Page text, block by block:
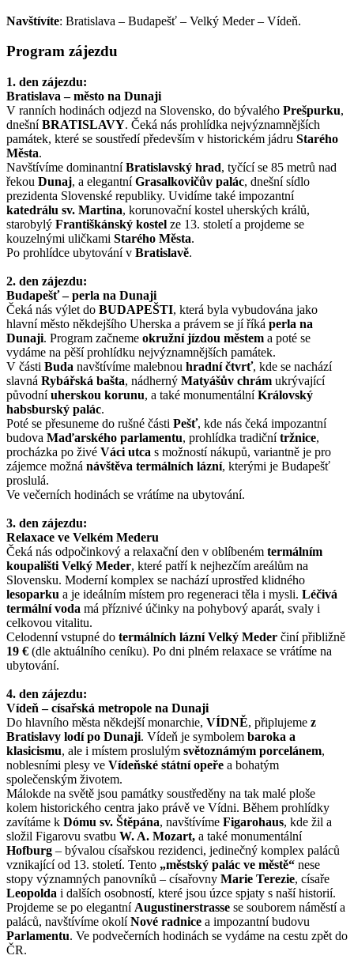
Navštívíte: Bratislava – Budapešť – Velký Meder – Vídeň.
Program zájezdu
1. den zájezdu:
Bratislava – město na Dunaji
V ranních hodinách odjezd na Slovensko, do bývalého Prešpurku,
dnešníBRATISLAVY. Čeká nás prohlídka nejvýznamnějších
památek, které se soustředí především v historickém jádru Starého
Města.
Navštívíme dominantníBratislavský hrad, tyčící se 85 metrů nad
řekou Dunaj, a elegantníGrasalkovičův palác, dnešní sídlo
prezidenta Slovenské republiky. Uvidíme také impozantní
katedrálu sv. Martina, korunovační kostel uherských králů,
starobylý Františkánský kostel ze 13. století a projdeme se
kouzelnými uličkami Starého Města.
Po prohlídce ubytování v Bratislavě.
2. den zájezdu:
Budapešť – perla na Dunaji
Čeká nás výlet do BUDAPEŠTI, která byla vybudována jako
hlavní město někdejšího Uherska a právem se jí říká perla na
Dunaji. Program začneme okružní jízdou městem a poté se
vydáme na pěší prohlídku nejvýznamnějších památek.
V části Buda navštívíme malebnou hradní čtvrť, kde se nachází
slavná Rybářská bašta, nádherný Matyášův chrám ukrývající
původníuherskou korunu, a také monumentálníKrálovský
habsburský palác.
Poté se přesuneme do rušné části Pešť, kde nás čeká impozantní
budova Maďarského parlamentu, prohlídka tradičnítržnice,
procházka po živé Váci utca s možností nákupů, variantně je pro
zájemce možná návštěva termálních lázní, kterými je Budapešť
proslulá.
Ve večerních hodinách se vrátíme na ubytování.
3. den zájezdu:
Relaxace ve Velkém Mederu
Čeká nás odpočinkový a relaxační den v oblíbeném termálním
koupališti Velký Meder, které patří k nejhezčím areálům na
Slovensku. Moderní komplex se nachází uprostřed klidného
lesoparku a je ideálním místem pro regeneraci těla i mysli. Léčivá
termální voda má příznivé účinky na pohybový aparát, svaly i
celkovou vitalitu.
Celodenní vstupné do termálních lázní Velký Meder činí přibližně
19 € (dle aktuálního ceníku). Po dni plném relaxace se vrátíme na
ubytování.
4. den zájezdu:
Vídeň – císařská metropole na Dunaji
Do hlavního města někdejší monarchie, VÍDNĚ, připlujeme z
Bratislavy lodí po Dunaji. Vídeň je symbolem baroka a
klasicismu, ale i místem proslulým světoznámým porcelánem,
noblesními plesy ve Vídeňské státní opeře a bohatým
společenským životem.
Málokde na světě jsou památky soustředěny na tak malé ploše
kolem historického centra jako právě ve Vídni. Během prohlídky
zavítáme k Dómu sv. Štěpána, navštívíme Figarohaus, kde žil a
složil Figarovu svatbu W. A. Mozart, a také monumentální
Hofburg – bývalou císařskou rezidenci, jedinečný komplex paláců
vznikající od 13. století. Tento „městský palác ve městě“ nese
stopy významných panovníků – císařovny Marie Terezie, císaře
Leopolda i dalších osobností, které jsou úzce spjaty s naší historií.
Projdeme se po elegantní Augustinerstrasse se souborem náměstí a
paláců, navštívíme okolíNové radnice a impozantní budovu
Parlamentu. Ve podvečerních hodinách se vydáme na cestu zpět do
ČR.